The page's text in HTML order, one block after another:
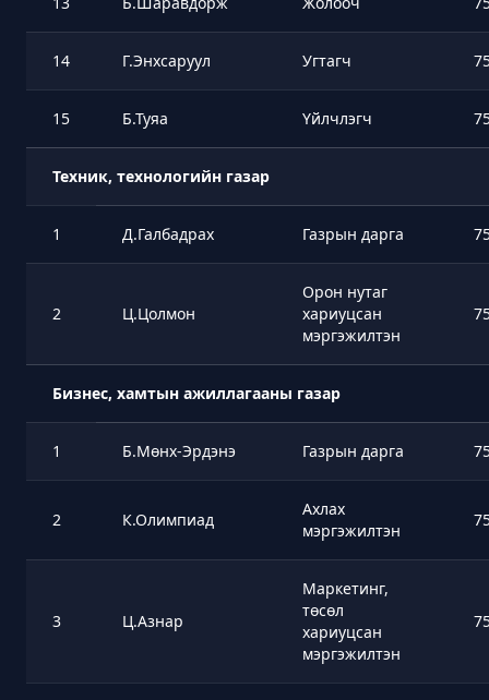
14 Г.Энхсаруул Угтагч
15 Б.Туяа Үйлчлэгч
Техник, технологийн газар
1 Д.Галбадрах Газрын дарга
2 Ц.Цолмон
Орон нутаг
хариуцсан
мэргэжилтэн
Бизнес, хамтын ажиллагааны газар
1 Б.Мөнх-Эрдэнэ Газрын дарга
2 К.Олимпиад
Ахлах
мэргэжилтэн
3 Ц.Азнар
Маркетинг,
төсөл
хариуцсан
мэргэжилтэн